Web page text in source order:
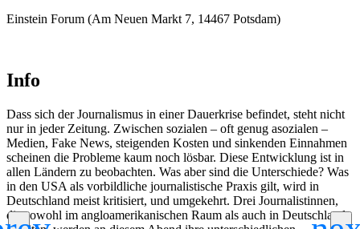
Einstein Forum (Am Neuen Markt 7, 14467 Potsdam)
Info
Dass sich der Journalismus in einer Dauerkrise befindet, steht nicht
nur in jeder Zeitung. Zwischen sozialen – oft genug asozialen –
Medien, Fake News, steigenden Kosten und sinkenden Einnahmen
scheinen die Probleme kaum noch lösbar. Diese Entwicklung ist in
allen Ländern zu beobachten. Was aber sind die Unterschiede? Was
in den USA als vorbildliche journalistische Praxis gilt, wird in
Deutschland meist kritisiert, und umgekehrt. Drei Journalistinnen,
die sowohl im angloamerikanischen Raum als auch in Deutschland